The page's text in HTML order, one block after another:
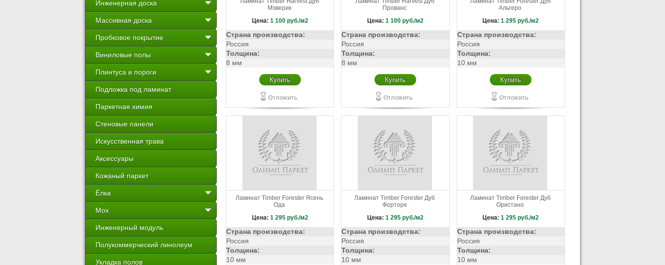
Инженерная доска
Массивная доска
Пробковое покрытие
Виниловые полы
Плинтуса и пороги
Подложка под ламинат
Паркетная химия
Стеновые панели
Искусственная трава
Аксессуары
Кожаный паркет
Ёлка
Мох
Инженерный модуль
Полукоммерческий линолеум
Укладка полов
Мэверик
Цена: 1 100 руб./м2
Страна производства:
Россия
Толщина:
8 мм
Купить
Отложить
Прованс
Цена: 1 100 руб./м2
Страна производства:
Россия
Толщина:
8 мм
Купить
Отложить
Альгеро
Цена: 1 295руб./м2
Страна производства:
Россия
Толщина:
10 мм
Купить
Отложить
Ламинат Timber Forester Ясень
Ода
Цена: 1 295 руб./м2
Страна производства:
Россия
Толщина:
10 мм
Ламинат Timber Forester Дуб
Форторе
Цена: 1 295 руб./м2
Страна производства:
Россия
Толщина:
10 мм
Ламинат Timber Forester Дуб
Ористано
Цена: 1 295руб./м2
Страна производства:
Россия
Толщина:
10 мм